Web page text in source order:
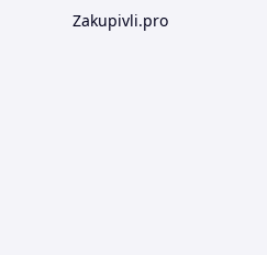
Zakupivli.pro